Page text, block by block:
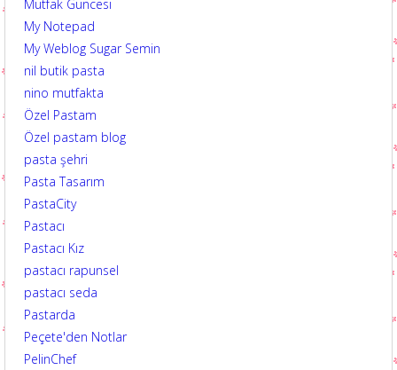
Mutfak Güncesi
My Notepad
My Weblog Sugar Semin
nil butik pasta
nino mutfakta
Özel Pastam
Özel pastam blog
pasta şehri
Pasta Tasarım
PastaCity
Pastacı
Pastacı Kız
pastacı rapunsel
pastacı seda
Pastarda
Peçete'den Notlar
PelinChef